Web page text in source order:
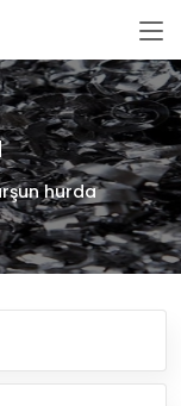
hurda